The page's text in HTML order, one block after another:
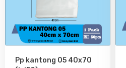
Pp kantong 05 40x70